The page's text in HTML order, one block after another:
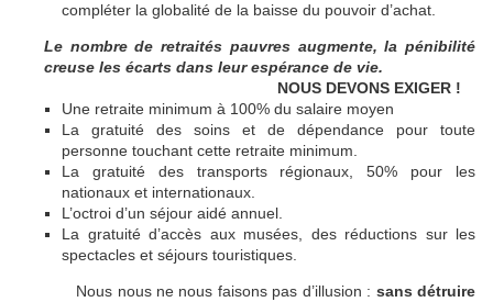
compléter la globalité de la baisse du pouvoir d’achat.
Le nombre de retraités pauvres augmente, la pénibilité
creuse les écarts dans leur espérance de vie.
NOUS DEVONS EXIGER !
Une retraite minimum à 100% du salaire moyen
La gratuité des soins et de dépendance pour toute
personne touchant cette retraite minimum.
La gratuité des transports régionaux, 50% pour les
nationaux et internationaux.
L’octroi d’un séjour aidé annuel.
La gratuité d’accès aux musées, des réductions sur les
spectacles et séjours touristiques.
Nous nous ne nous faisons pas d’illusion : sans détruire